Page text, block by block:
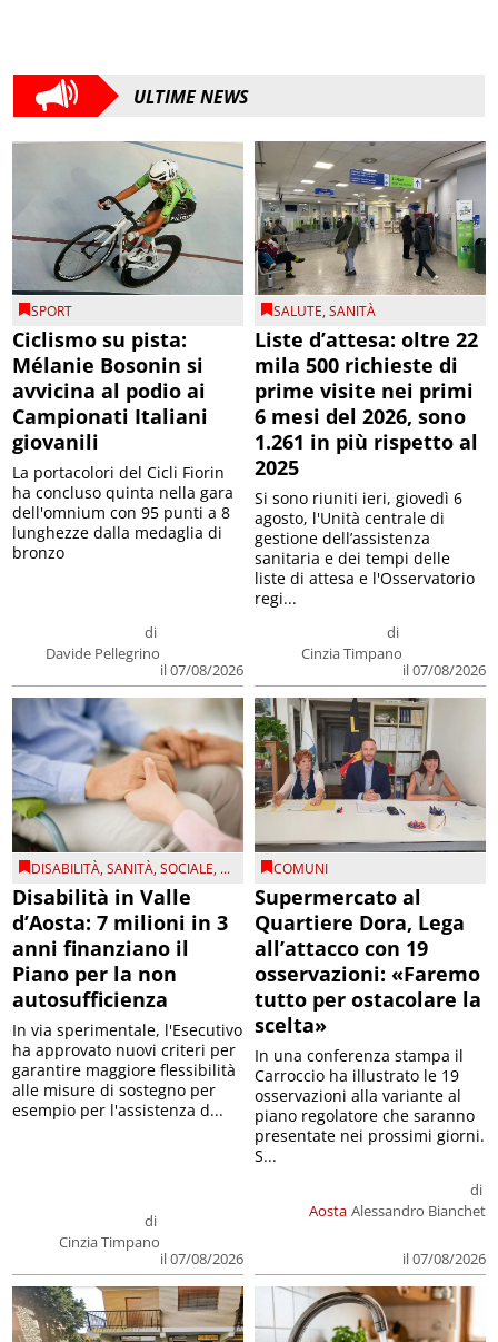
ULTIME NEWS
SPORT
Ciclismo su pista:
Mélanie Bosonin si
avvicina al podio ai
Campionati Italiani
giovanili
di
Davide Pellegrino
il 07/08/2026
La portacolori del Cicli Fiorin
ha concluso quinta nella gara
dell'omnium con 95 punti a 8
lunghezze dalla medaglia di
bronzo
SALUTE,SANITÀ
Liste d’attesa: oltre 22
mila 500 richieste di
prime visite nei primi
6 mesi del 2026, sono
1.261 in più rispetto al
2025
di
Cinzia Timpano
il 07/08/2026
Si sono riuniti ieri, giovedì 6
agosto, l'Unità centrale di
gestione dell’assistenza
sanitaria e dei tempi delle
liste di attesa e l'Osservatorio
regi...
DISABILITÀ,SANITÀ,SOCIALE, ...
Disabilità in Valle
d’Aosta: 7 milioni in 3
anni finanziano il
Piano per la non
autosufficienza
di
Cinzia Timpano
il 07/08/2026
In via sperimentale, l'Esecutivo
ha approvato nuovi criteri per
garantire maggiore flessibilità
alle misure di sostegno per
esempio per l'assistenza d...
COMUNI
Supermercato al
Quartiere Dora, Lega
all’attacco con 19
osservazioni: «Faremo
tutto per ostacolare la
scelta»
Aosta
di
Alessandro Bianchet
il 07/08/2026
In una conferenza stampa il
Carroccio ha illustrato le 19
osservazioni alla variante al
piano regolatore che saranno
presentate nei prossimi giorni.
S...